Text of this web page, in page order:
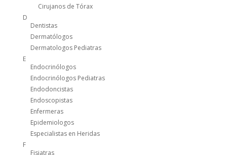
Cirujanos de Tórax
D
Dentistas
Dermatólogos
Dermatologos Pediatras
E
Endocrinólogos
Endocrinólogos Pediatras
Endodoncistas
Endoscopistas
Enfermeras
Epidemiologos
Especialistas en Heridas
F
Fisiatras